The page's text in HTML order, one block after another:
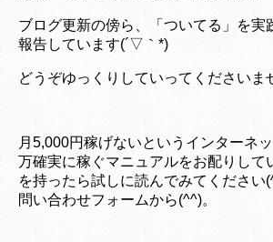
ブログ更新の傍ら、「ついてる」を実
報告しています(´▽｀*)
どうぞゆっくりしていってくださいま
月5,000円稼げないというインターネ
万確実に稼ぐマニュアルをお配りして
を持ったら試しに読んでみてくださ
問い合わせフォームから(^^)。